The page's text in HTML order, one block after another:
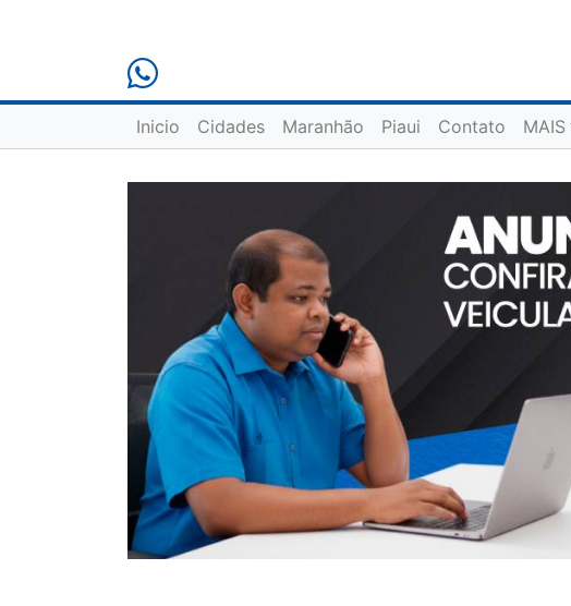
Inicio Cidades Maranhão Piaui Contato MAIS